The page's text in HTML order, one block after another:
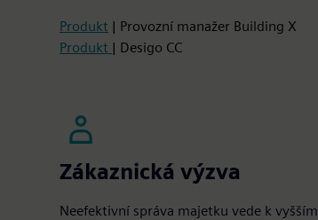
Produkt | Provozní manažer Building X
Produkt | Desigo CC
Zákaznická výzva
Neefektivní správa majetku vede k vyšším